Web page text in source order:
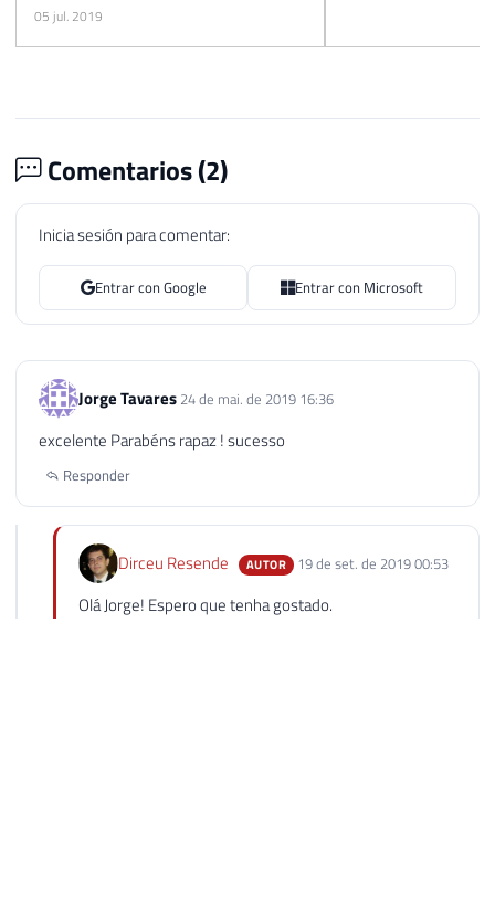
05 jul. 2019
Comentarios (2)
Inicia sesión para comentar:
Entrar con Google Entrar con Microsoft
Jorge Tavares 24 de mai. de 2019 16:36
excelente Parabéns rapaz ! sucesso
Responder
Dirceu Resende AUTOR 19 de set. de 2019 00:53
Olá Jorge! Espero que tenha gostado.